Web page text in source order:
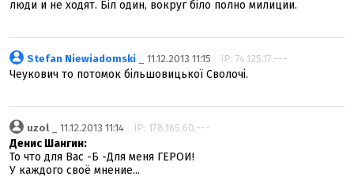
люди и не ходят. Біл один, вокруг біло полно милиции.
Stefan Niewiadomski _ 11.12.2013 11:15 IP: 74.125.17.---
Чеукович то потомок більшовицької Сволочі.
uzol _ 11.12.2013 11:14 IP: 178.165.60.---
Денис Шангин:
То что для Вас -Б -Для меня ГЕРОИ!
У каждого своё мнение...